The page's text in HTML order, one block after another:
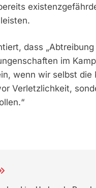
dass „Abtreibung
im
wenn wir selbst die
Verletzlichkeit,